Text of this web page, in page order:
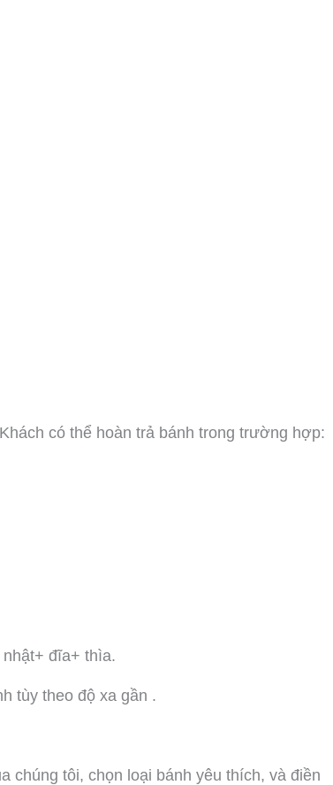
có thể hoàn trả bánh trong trường hợp:
đĩa+ thìa.
tùy theo độ xa gần .
chúng tôi, chọn loại bánh yêu thích, và điền